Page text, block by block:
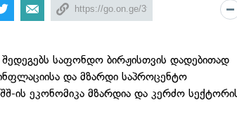
საფონდო ბირჟისთვის დადებითად
და მზარდი საპროცენტო
ის ეკონომიკა მზარდია და კერძო